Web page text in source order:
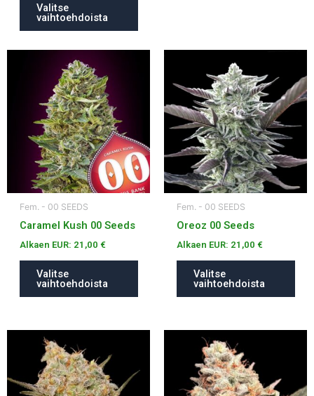
Valitse
vaihtoehdoista
Fem. - 00 SEEDS
Caramel Kush 00 Seeds
Alkaen EUR: 21,00 €
Valitse
vaihtoehdoista
tuotteella
useampi
muunnelma.
Voit
tehdä
valinnat
tuotteen
sivulla.
Fem. - 00 SEEDS
Oreoz 00 Seeds
Alkaen EUR: 21,00 €
Valitse
vaihtoehdoista
tuotteella
on
useampi
muunnelma.
Voit
tehdä
valinnat
tuotteen
sivulla.
tuotteella
useampi
tuotteella
useampi